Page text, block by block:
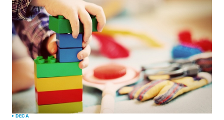
DECA